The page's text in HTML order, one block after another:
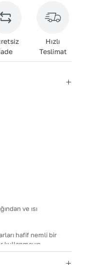
Hızlı
Teslimat
ve ısı
hafif nemli bir
maruz bırakmadan,
uzak, kuru bir